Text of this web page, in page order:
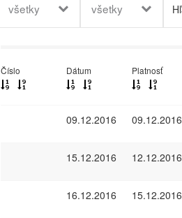
všetky všetky
Číslo Dátum Platnosť
09.12.2016 09.12.2016
15.12.2016 12.12.2016
16.12.2016 15.12.2016